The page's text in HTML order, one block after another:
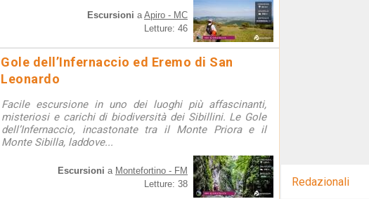
Escursioni aApiro - MC
Letture: 46
Gole dell’Infernaccio ed Eremo di San
Leonardo
Facile escursione in uno dei luoghi più affascinanti,
misteriosi e carichi di biodiversità dei Sibillini. Le Gole
dell’Infernaccio, incastonate tra il Monte Priora e il
Monte Sibilla, laddove...
Escursioni a Montefortino - FM
Letture: 38
Redazionali